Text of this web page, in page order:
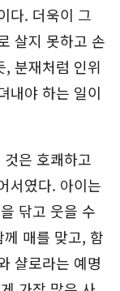
다. 더욱이 그
살지 못하고 손
, 분재처럼 인위
내야 하는 일이
은 호쾌하고
서였다. 아이는
닦고 웃을 수
매를 맞고, 함
샬로라는 예명